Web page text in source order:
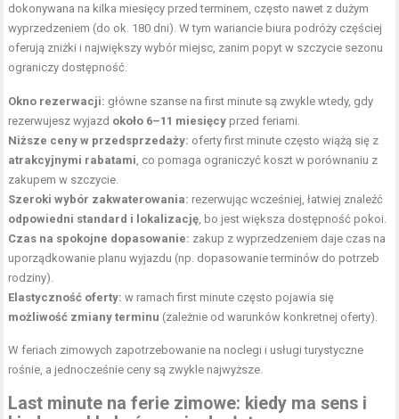
dokonywana na kilka miesięcy przed terminem, często nawet z dużym
wyprzedzeniem (do ok. 180 dni). W tym wariancie biura podróży częściej
oferują zniżki i największy wybór miejsc, zanim popyt w szczycie sezonu
ograniczy dostępność.
Okno rezerwacji: główne szanse na first minute są zwykle wtedy, gdy
rezerwujesz wyjazd około 6–11 miesięcy przed feriami.
Niższe ceny w przedsprzedaży: oferty first minute często wiążą się z
atrakcyjnymi rabatami , co pomaga ograniczyć koszt w porównaniu z
zakupem w szczycie.
Szeroki wybór zakwaterowania: rezerwując wcześniej, łatwiej znaleźć
odpowiedni standard i lokalizację , bo jest większa dostępność pokoi.
Czas na spokojne dopasowanie: zakup z wyprzedzeniem daje czas na
uporządkowanie planu wyjazdu (np. dopasowanie terminów do potrzeb
rodziny).
Elastyczność oferty: w ramach first minute często pojawia się
możliwość zmiany terminu (zależnie od warunków konkretnej oferty).
W feriach zimowych zapotrzebowanie na noclegi i usługi turystyczne
rośnie, a jednocześnie ceny są zwykle najwyższe.
Last minute na ferie zimowe: kiedy ma sens i